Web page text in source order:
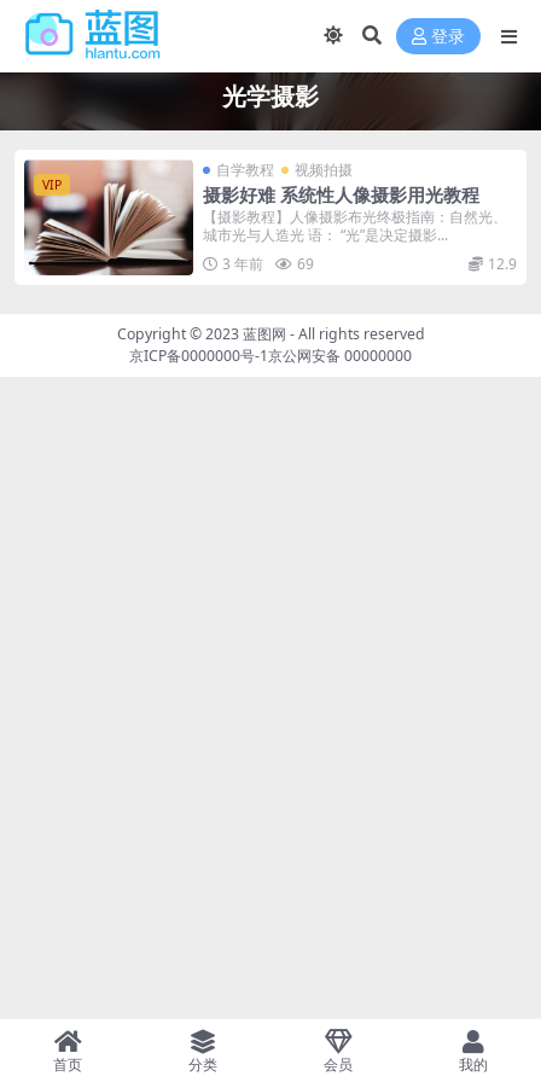
登录
光学摄影
VIP
自学教程 视频拍摄
摄影好难 系统性人像摄影用光教程
【摄影教程】人像摄影布光终极指南：自然光、
城市光与人造光 语： “光”是决定摄影...
3 年前
69 12.9
Copyright © 2023蓝图网 - All rights reserved
京ICP备0000000号-1京公网安备 00000000
首页 分类 会员 我的